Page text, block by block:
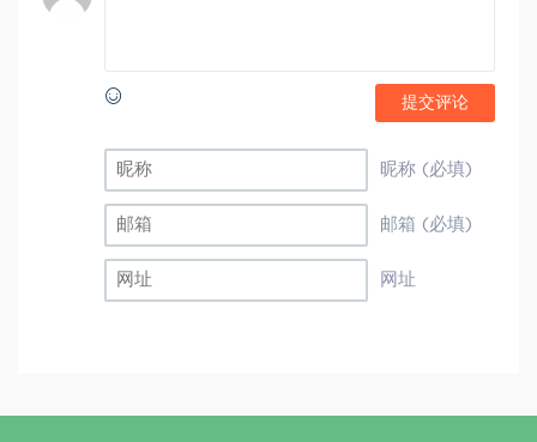
提交评论
昵称 (必填)
邮箱 (必填)
网址